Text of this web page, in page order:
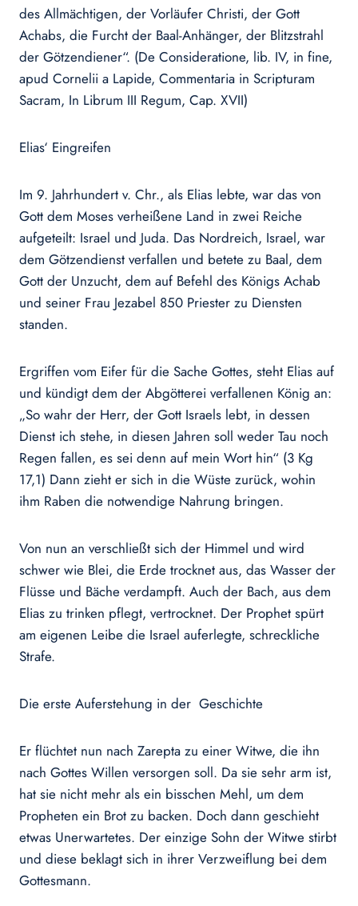
des Allmächtigen, der Vorläufer Christi, der Gott
Achabs, die Furcht der Baal-Anhänger, der Blitzstrahl
der Götzendiener“. (De Consideratione, lib. IV, in fine,
apud Cornelii a Lapide, Commentaria in Scripturam
Sacram, In Librum III Regum, Cap. XVII)
Elias‘ Eingreifen
Im 9. Jahrhundert v. Chr., als Elias lebte, war das von
Gott dem Moses verheißene Land in zwei Reiche
aufgeteilt: Israel und Juda. Das Nordreich, Israel, war
dem Götzendienst verfallen und betete zu Baal, dem
Gott der Unzucht, dem auf Befehl des Königs Achab
und seiner Frau Jezabel 850 Priester zu Diensten
standen.
Ergriffen vom Eifer für die Sache Gottes, steht Elias auf
und kündigt dem der Abgötterei verfallenen König an:
„So wahr der Herr, der Gott Israels lebt, in dessen
Dienst ich stehe, in diesen Jahren soll weder Tau noch
Regen fallen, es sei denn auf mein Wort hin“ (3 Kg
17,1) Dann zieht er sich in die Wüste zurück, wohin
ihm Raben die notwendige Nahrung bringen.
Von nun an verschließt sich der Himmel und wird
schwer wie Blei, die Erde trocknet aus, das Wasser der
Flüsse und Bäche verdampft. Auch der Bach, aus dem
Elias zu trinken pflegt, vertrocknet. Der Prophet spürt
am eigenen Leibe die Israel auferlegte, schreckliche
Strafe.
Die erste Auferstehung in der Geschichte
Er flüchtet nun nach Zarepta zu einer Witwe, die ihn
nach Gottes Willen versorgen soll. Da sie sehr arm ist,
hat sie nicht mehr als ein bisschen Mehl, um dem
Propheten ein Brot zu backen. Doch dann geschieht
etwas Unerwartetes. Der einzige Sohn der Witwe stirbt
und diese beklagt sich in ihrer Verzweiflung bei dem
Gottesmann.